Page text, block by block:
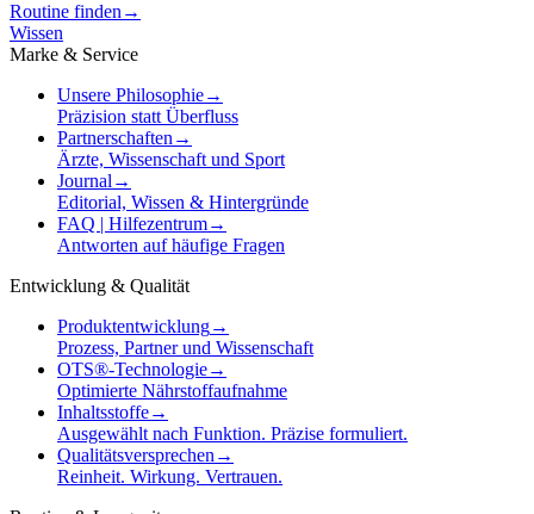
Routine finden→
Wissen
Marke & Service
Unsere Philosophie→
Präzision statt Überfluss
Partnerschaften→
Ärzte, Wissenschaft und Sport
Journal→
Editorial, Wissen & Hintergründe
FAQ | Hilfezentrum→
Antworten auf häufige Fragen
Entwicklung & Qualität
Produktentwicklung→
Prozess, Partner und Wissenschaft
OTS®-Technologie→
Optimierte Nährstoffaufnahme
Inhaltsstoffe→
Ausgewählt nach Funktion. Präzise formuliert.
Qualitätsversprechen→
Reinheit. Wirkung. Vertrauen.